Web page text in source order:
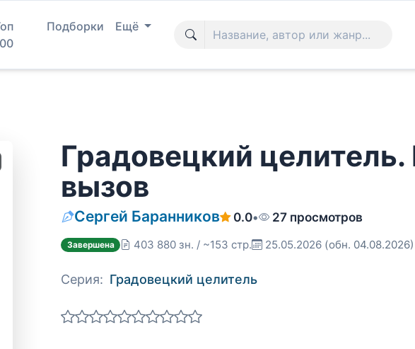
Подборки Ещё
Градовецкий
вызов
Сергей Баранников 0.0• 27 просмотров
Завершена 403 880 зн. / ~153 стр. 25.05.2026 (обн. 04.08.2026)
Серия: Градовецкий целитель